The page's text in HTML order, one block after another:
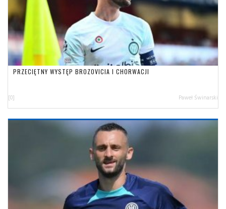
PRZECIĘTNY WYSTĘP BROZOVICIA I CHORWACJI
[0] Paweł Świnarski